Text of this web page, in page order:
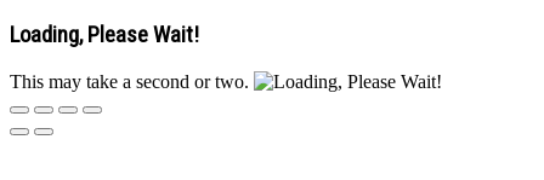
Loading, Please Wait!
This may take a second or two.